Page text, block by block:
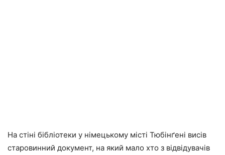
На стіні бібліотеки у німецькому місті Тюбінґені висів
старовинний документ, на який мало хто з відвідувачів